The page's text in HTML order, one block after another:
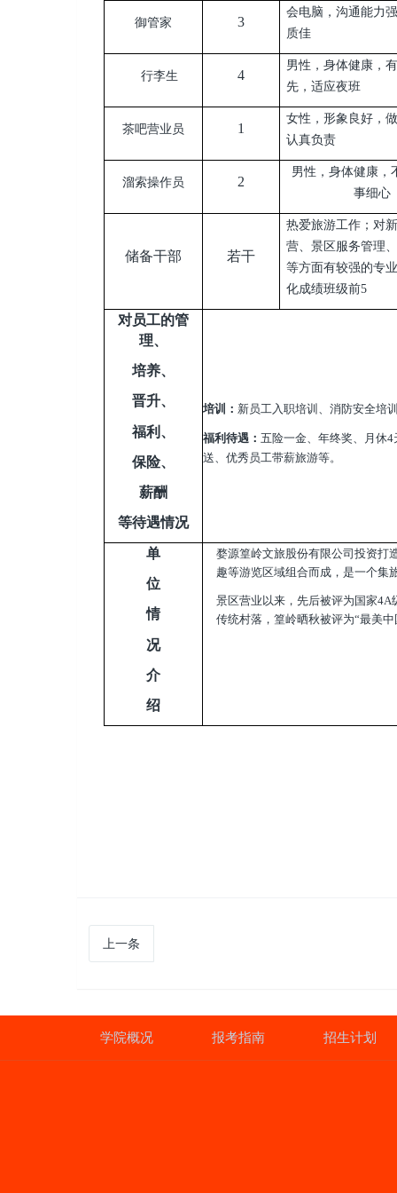
御管家 3
会电脑，沟通能力
质佳
行李生 4
男性，身体健康，
先，适应夜班
茶吧营业员 1
女性，形象良好，
认真负责
溜索操作员 2
男性，身体健康，
事细心
储备干部 若干
热爱旅游工作；对
营、景区服务管理
等方面有较强的专
化成绩班级前5
对员工的管
理、
培养、
晋升、
福利、
保险、
薪酬
等待遇情况
培训： 新员工入职培训、消防安全培
福利待遇： 五险一金、年终奖、
月休
送、优秀员工带薪旅游等。
单
位
情
况
介
绍
婺源篁岭文旅股份有限公司投资打
趣等游览区域组合而成，是一个集
景区营业以来，先后被评为国家
传统村落，篁岭晒秋被评为“最美中
上一条
学院概况 报考指南 招生计划